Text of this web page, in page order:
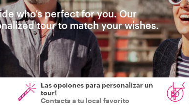
who’s perfect for you. Our
tour to match your wishes.
Las opciones para personalizar un
tour!
Contacta a tu local favorito